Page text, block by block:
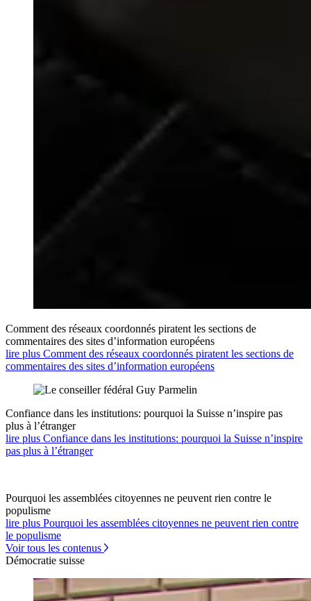
Comment des réseaux coordonnés piratent les sections de
commentaires des sites d’information européens
lire plus Comment des réseaux coordonnés piratent les sections de
commentaires des sites d’information européens
Confiance dans les institutions: pourquoi la Suisse n’inspire pas
plus à l’étranger
lire plus Confiance dans les institutions: pourquoi la Suisse n’inspire
pas plus à l’étranger
Pourquoi les assemblées citoyennes ne peuvent rien contre le
populisme
lire plus Pourquoi les assemblées citoyennes ne peuvent rien contre
le populisme
Voir tous les contenus
Démocratie suisse